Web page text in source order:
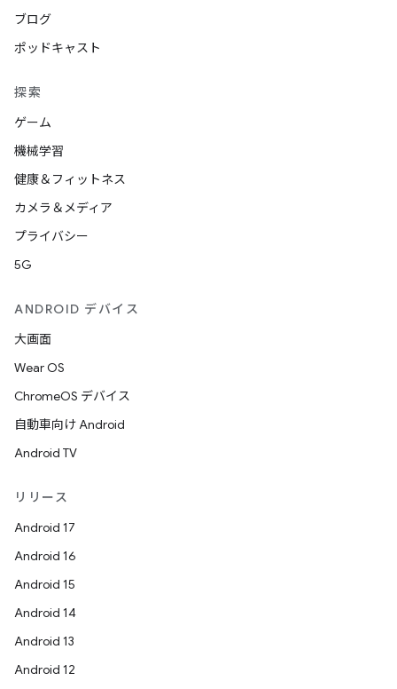
ブログ
ポッドキャスト
探索
ゲーム
機械学習
健康＆フィットネス
カメラ＆メディア
プライバシー
5G
ANDROID デバイス
大画面
Wear OS
ChromeOS デバイス
自動車向け Android
Android TV
リリース
Android 17
Android 16
Android 15
Android 14
Android 13
Android 12